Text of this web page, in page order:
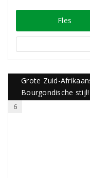
Fles
Grote Zuid-
Bourgondische stijl!
6